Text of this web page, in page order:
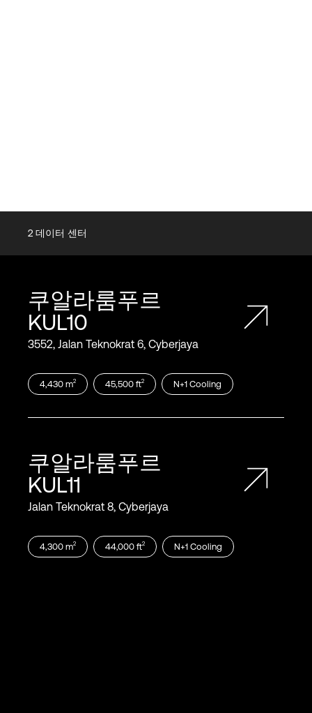
2 데이터 센터
쿠알라룸푸르
KUL10
3552, Jalan Teknokrat 6, Cyberjaya
4,430 m2 45,500 ft2 N+1 Cooling
쿠알라룸푸르
KUL11
Jalan Teknokrat 8, Cyberjaya
4,300 m2 44,000 ft2 N+1 Cooling